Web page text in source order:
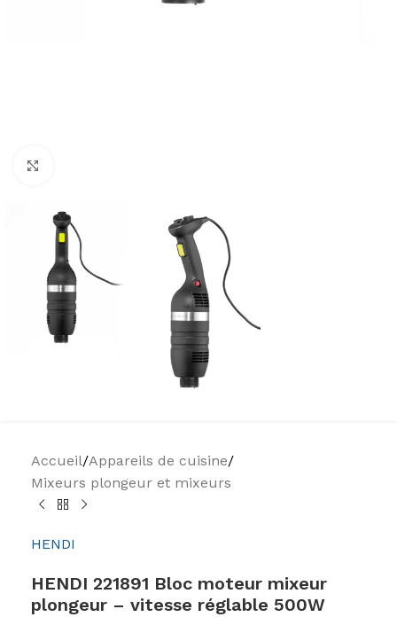
Accueil/Appareils de cuisine/
Mixeurs plongeur et mixeurs
HENDI
HENDI 221891 Bloc moteur mixeur
plongeur – vitesse réglable 500W